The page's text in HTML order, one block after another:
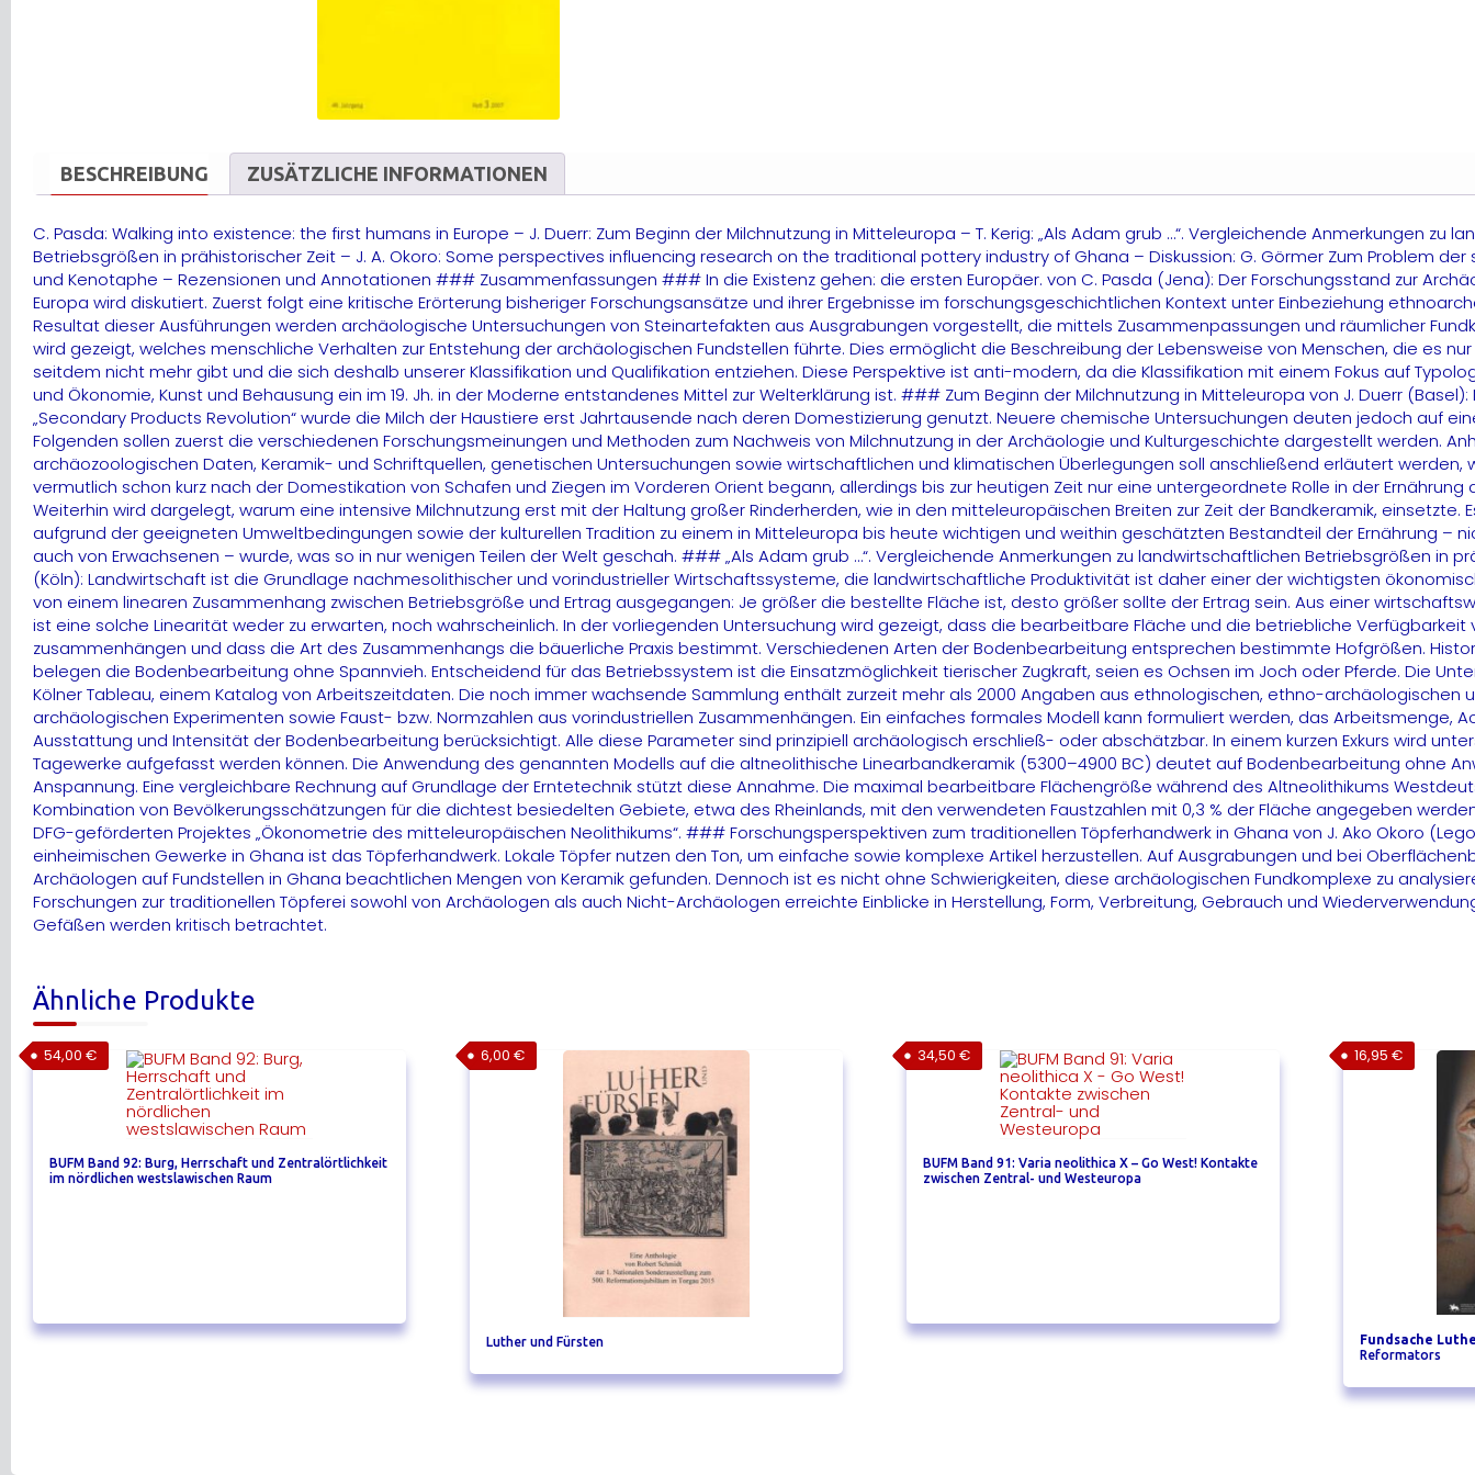
BESCHREIBUNG ZUSÄTZLICHE INFORMATIONEN
C. Pasda: Walking into existence: the first humans in Europe – J. Duerr: Zum Beginn der Milchnutzung in Mitteleuropa – T. Kerig: „Als Adam grub …“. Vergleichende Anmerkungen zu
Betriebsgrößen in prähistorischer Zeit – J. A. Okoro: Some perspectives influencing research on the traditional pottery industry of Ghana – Diskussion: G. Görmer Zum Problem
und Kenotaphe – Rezensionen und Annotationen ### Zusammenfassungen ### In die Existenz gehen: die ersten Europäer. von C. Pasda (Jena): Der Forschungsstand zur
Europa wird diskutiert. Zuerst folgt eine kritische Erörterung bisheriger Forschungsansätze und ihrer Ergebnisse im forschungsgeschichtlichen Kontext unter Einbeziehung
Resultat dieser Ausführungen werden archäologische Untersuchungen von Steinartefakten aus Ausgrabungen vorgestellt, die mittels Zusammenpassungen und räumlicher
wird gezeigt, welches menschliche Verhalten zur Entstehung der archäologischen Fundstellen führte. Dies ermöglicht die Beschreibung der Lebensweise von Menschen, die es
seitdem nicht mehr gibt und die sich deshalb unserer Klassifikation und Qualifikation entziehen. Diese Perspektive ist anti-modern, da die Klassifikation mit einem Fokus auf
und Ökonomie, Kunst und Behausung ein im 19. Jh. in der Moderne entstandenes Mittel zur Welterklärung ist. ### Zum Beginn der Milchnutzung in Mitteleuropa von J. Duerr
„Secondary Products Revolution“ wurde die Milch der Haustiere erst Jahrtausende nach deren Domestizierung genutzt. Neuere chemische Untersuchungen deuten jedoch auf
Folgenden sollen zuerst die verschiedenen Forschungsmeinungen und Methoden zum Nachweis von Milchnutzung in der Archäologie und Kulturgeschichte dargestellt werden.
archäozoologischen Daten, Keramik- und Schriftquellen, genetischen Untersuchungen sowie wirtschaftlichen und klimatischen Überlegungen soll anschließend erläutert werden,
vermutlich schon kurz nach der Domestikation von Schafen und Ziegen im Vorderen Orient begann, allerdings bis zur heutigen Zeit nur eine untergeordnete Rolle in der Ernährung
Weiterhin wird dargelegt, warum eine intensive Milchnutzung erst mit der Haltung großer Rinderherden, wie in den mitteleuropäischen Breiten zur Zeit der Bandkeramik, einsetzte.
aufgrund der geeigneten Umweltbedingungen sowie der kulturellen Tradition zu einem in Mitteleuropa bis heute wichtigen und weithin geschätzten Bestandteil der Ernährung –
auch von Erwachsenen – wurde, was so in nur wenigen Teilen der Welt geschah. ### „Als Adam grub …“. Vergleichende Anmerkungen zu landwirtschaftlichen Betriebsgrößen in
(Köln): Landwirtschaft ist die Grundlage nachmesolithischer und vorindustrieller Wirtschaftssysteme, die landwirtschaftliche Produktivität ist daher einer der wichtigsten
von einem linearen Zusammenhang zwischen Betriebsgröße und Ertrag ausgegangen: Je größer die bestellte Fläche ist, desto größer sollte der Ertrag sein. Aus einer
ist eine solche Linearität weder zu erwarten, noch wahrscheinlich. In der vorliegenden Untersuchung wird gezeigt, dass die bearbeitbare Fläche und die betriebliche Verfügbarkeit
zusammenhängen und dass die Art des Zusammenhangs die bäuerliche Praxis bestimmt. Verschiedenen Arten der Bodenbearbeitung entsprechen bestimmte Hofgrößen.
belegen die Bodenbearbeitung ohne Spannvieh. Entscheidend für das Betriebssystem ist die Einsatzmöglichkeit tierischer Zugkraft, seien es Ochsen im Joch oder Pferde. Die
Kölner Tableau, einem Katalog von Arbeitszeitdaten. Die noch immer wachsende Sammlung enthält zurzeit mehr als 2000 Angaben aus ethnologischen, ethno-archäologischen
archäologischen Experimenten sowie Faust- bzw. Normzahlen aus vorindustriellen Zusammenhängen. Ein einfaches formales Modell kann formuliert werden, das Arbeitsmenge,
Ausstattung und Intensität der Bodenbearbeitung berücksichtigt. Alle diese Parameter sind prinzipiell archäologisch erschließ- oder abschätzbar. In einem kurzen Exkurs wird
Tagewerke aufgefasst werden können. Die Anwendung des genannten Modells auf die altneolithische Linearbandkeramik (5300–4900 BC) deutet auf Bodenbearbeitung ohne
Anspannung. Eine vergleichbare Rechnung auf Grundlage der Erntetechnik stützt diese Annahme. Die maximal bearbeitbare Flächengröße während des Altneolithikums
Kombination von Bevölkerungsschätzungen für die dichtest besiedelten Gebiete, etwa des Rheinlands, mit den verwendeten Faustzahlen mit 0,3 % der Fläche angegeben
DFG-geförderten Projektes „Ökonometrie des mitteleuropäischen Neolithikums“. ### Forschungsperspektiven zum traditionellen Töpferhandwerk in Ghana von J. Ako Okoro
einheimischen Gewerke in Ghana ist das Töpferhandwerk. Lokale Töpfer nutzen den Ton, um einfache sowie komplexe Artikel herzustellen. Auf Ausgrabungen und bei
Archäologen auf Fundstellen in Ghana beachtlichen Mengen von Keramik gefunden. Dennoch ist es nicht ohne Schwierigkeiten, diese archäologischen Fundkomplexe zu
Forschungen zur traditionellen Töpferei sowohl von Archäologen als auch Nicht-Archäologen erreichte Einblicke in Herstellung, Form, Verbreitung, Gebrauch und
Gefäßen werden kritisch betrachtet.
Ähnliche Produkte
BUFM Band 92: Burg, Herrschaft und Zentralörtlichkeit
im nördlichen westslawischen Raum
54,00 €
Luther und Fürsten
6,00€
BUFM Band 91: Varia neolithica X – Go West! Kontakte
zwischen Zentral- und Westeuropa
34,50€
Fundsache
Reformators
16,95€